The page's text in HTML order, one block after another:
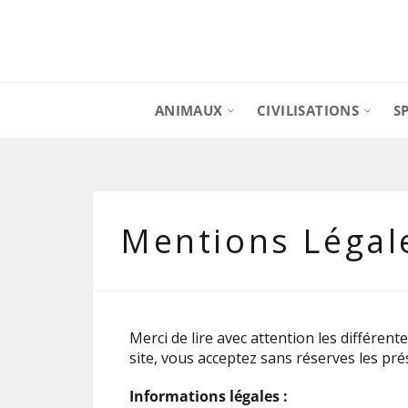
ANIMAUX CIVILISATIONS
Mentions
Merci de lire avec attention les
site, vous acceptez sans réserves les
Informations légales :